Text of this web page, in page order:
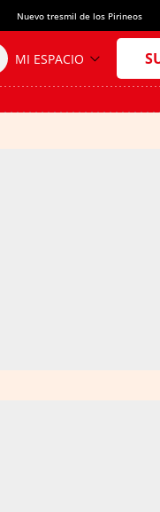
Nuevo tresmil de los Pirineos